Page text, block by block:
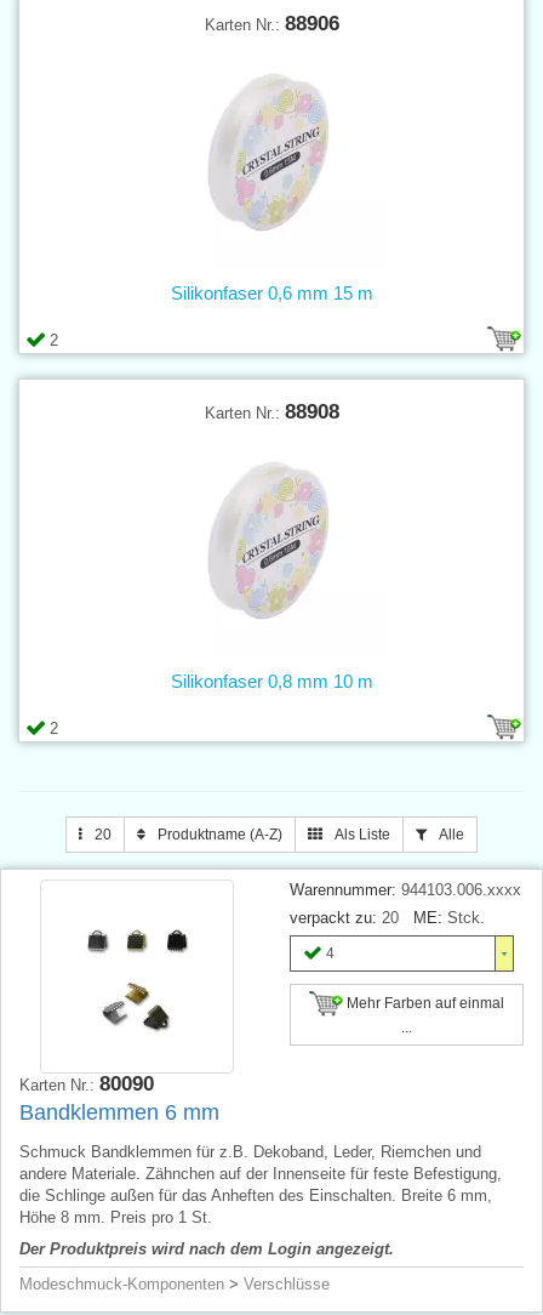
Karten Nr.: 88906
2
Silikonfaser 0,6 mm 15 m
Karten Nr.: 88908
2
Silikonfaser 0,8 mm 10 m
20 Produktname (A-Z) Als Liste Alle
Warennummer: 944103.006.xxxx
verpackt zu: 20 ME: Stck.
4
Mehr Farben auf einmal
Karten Nr.: 80090
Bandklemmen 6 mm
Schmuck Bandklemmen für z.B. Dekoband, Leder, Riemchen und
andere Materiale. Zähnchen auf der Innenseite für feste Befestigung,
die Schlinge außen für das Anheften des Einschalten. Breite 6 mm,
Höhe 8 mm. Preis pro 1 St.
Der Produktpreis wird nach dem Login angezeigt.
Modeschmuck-Komponenten > Verschlüsse